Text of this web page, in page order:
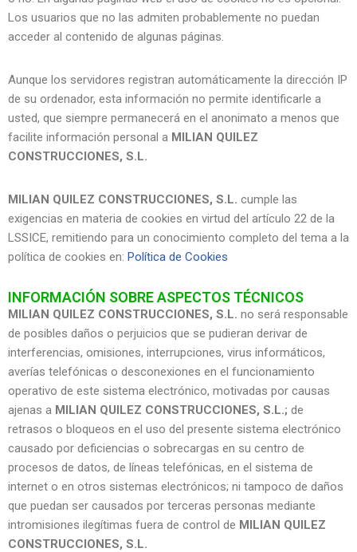
Los usuarios que no las admiten probablemente no puedan
acceder al contenido de algunas páginas.
Aunque los servidores registran automáticamente la dirección IP
de su ordenador, esta información no permite identificarle a
usted, que siempre permanecerá en el anonimato a menos que
facilite información personal a MILIAN QUILEZ
CONSTRUCCIONES, S.L.
MILIAN QUILEZ CONSTRUCCIONES, S.L. cumple las
exigencias en materia de cookies en virtud del artículo 22 de la
LSSICE, remitiendo para un conocimiento completo del tema a la
política de cookies en: Política de Cookies
INFORMACIÓN SOBRE ASPECTOS TÉCNICOS
MILIAN QUILEZ CONSTRUCCIONES, S.L. no será responsable
de posibles daños o perjuicios que se pudieran derivar de
interferencias, omisiones, interrupciones, virus informáticos,
averías telefónicas o desconexiones en el funcionamiento
operativo de este sistema electrónico, motivadas por causas
ajenas a MILIAN QUILEZ CONSTRUCCIONES, S.L.; de
retrasos o bloqueos en el uso del presente sistema electrónico
causado por deficiencias o sobrecargas en su centro de
procesos de datos, de líneas telefónicas, en el sistema de
internet o en otros sistemas electrónicos; ni tampoco de daños
que puedan ser causados por terceras personas mediante
intromisiones ilegítimas fuera de control de MILIAN QUILEZ
CONSTRUCCIONES, S.L.